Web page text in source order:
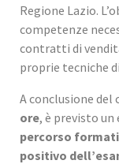
Regione Lazio.
competenze
contratti di
proprie tecniche
A conclusione del
ore, è previsto un
percorso
positivo